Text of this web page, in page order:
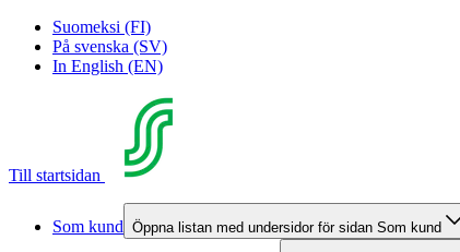
Suomeksi (FI)
På svenska (SV)
In English (EN)
Till startsidan
Som kund Öppna listan med undersidor för sidan Som kund